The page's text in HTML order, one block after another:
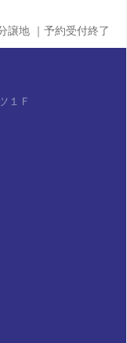
地 ｜予約受付終了
１Ｆ